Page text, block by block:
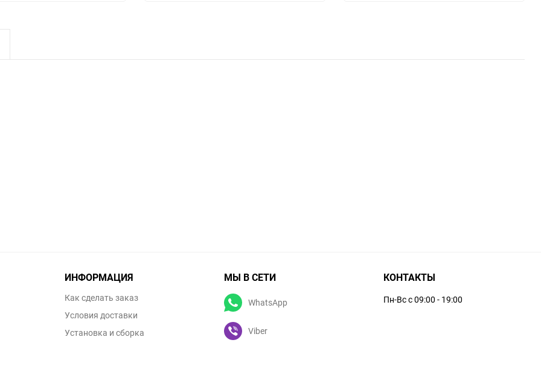
ИНФОРМАЦИЯ
Как сделать заказ
Условия доставки
Установка и сборка
МЫ В СЕТИ
WhatsApp
Viber
КОНТАКТЫ
Пн-Вс с 09:00 - 19:00